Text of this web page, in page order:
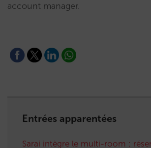
account manager.
Entrées apparentées
Sarai intègre le multi-room :